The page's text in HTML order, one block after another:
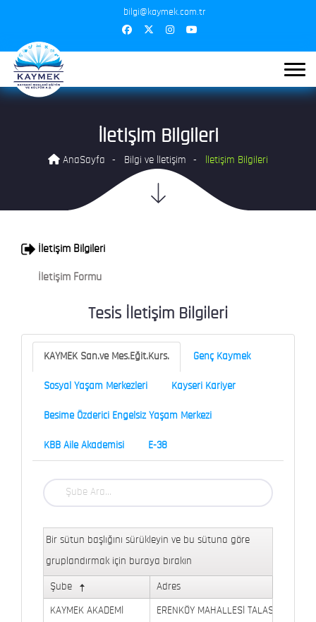
bilgi@kaymek.com.tr
İletişim Bilgileri
AnaSayfa Bilgi ve İletişim İletişim Bilgileri
İletişim Bilgileri
İletişim Formu
Tesis İletişim Bilgileri
KAYMEK San.ve Mes.Eğit.Kurs. Genç Kaymek
Sosyal Yaşam Merkezleri Kayseri Kariyer
Besime Özderici Engelsiz Yaşam Merkezi
KBB Aile Akademisi E-38
Bir sütun başlığını sürükleyin ve bu sütuna göre
gruplandırmak için buraya bırakın
Şube Adres
KAYMEK AKADEMİ
ERENKÖY MAHALLESİ TALAS